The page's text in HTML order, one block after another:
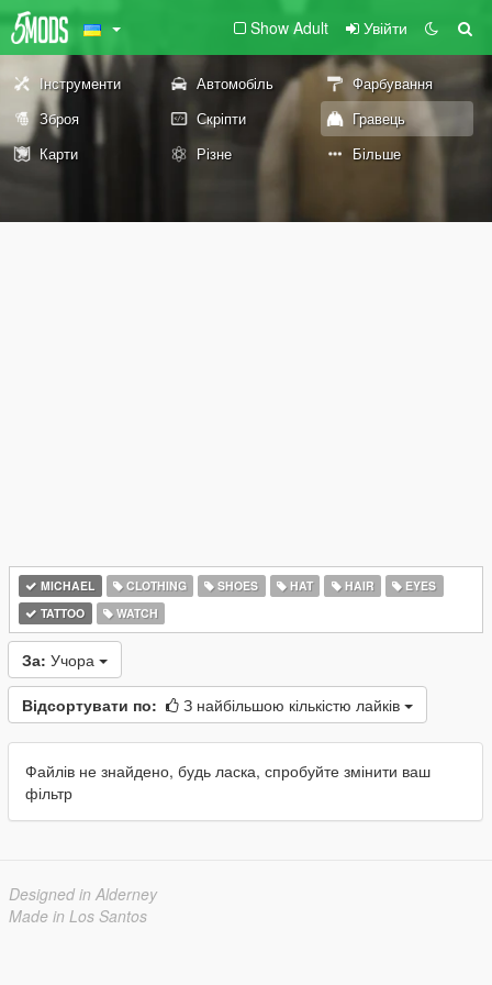
Show Adult Увійти
Інструменти Автомобіль
Фарбування
Зброя
Скріпти
Гравець
Карти
Різне Більше
MICHAEL CLOTHING SHOES HAT HAIR
EYES
TATTOO
WATCH
За: Учора
Відсортувати по: З найбільшою кількістю лайків
Файлів не знайдено, будь ласка, спробуйте змінити ваш
фільтр
Designed in Alderney
Made in Los Santos